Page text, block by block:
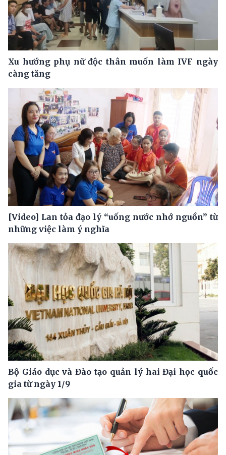
Xu hướng phụ nữ độc thân muốn làm IVF ngày
càng tăng
[Video] Lan tỏa đạo lý “uống nước nhớ nguồn” từ
những việc làm ý nghĩa
Bộ Giáo dục và Đào tạo quản lý hai Đại học quốc
gia từ ngày 1/9